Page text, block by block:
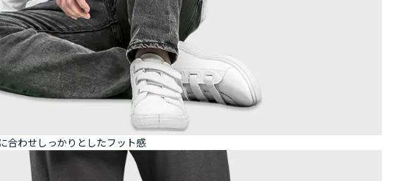
合わせしっかりとしたフット感